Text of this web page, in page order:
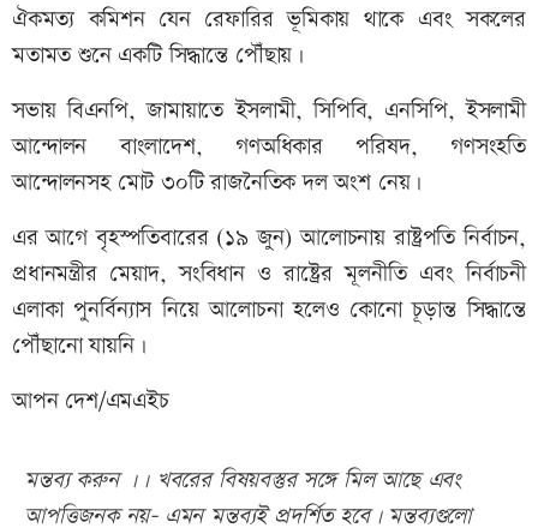
ঐকমত্য কমিশন যেন রেফারির ভূমিকায় থাকে এবং সকলের
মতামত শুনে একটি সিদ্ধান্তে পৌঁছায়।
সভায় বিএনপি, জামায়াতে ইসলামী, সিপিবি, এনসিপি, ইসলামী
আন্দোলন বাংলাদেশ, গণঅধিকার পরিষদ, গণসংহতি
আন্দোলনসহ মোট ৩০টি রাজনৈতিক দল অংশ নেয়।
এর আগে বৃহস্পতিবারের (১৯ জুন) আলোচনায় রাষ্ট্রপতি নির্বাচন,
প্রধানমন্ত্রীর মেয়াদ, সংবিধান ও রাষ্ট্রের মূলনীতি এবং নির্বাচনী
এলাকা পুনর্বিন্যাস নিয়ে আলোচনা হলেও কোনো চূড়ান্ত সিদ্ধান্তে
পৌঁছানো যায়নি।
আপন দেশ/এমএইচ
মন্তব্য করুন ।। খবরের বিষয়বস্তুর সঙ্গে মিল আছে এবং
আপত্তিজনক নয়- এমন মন্তব্যই প্রদর্শিত হবে। মন্তব্যগুলো